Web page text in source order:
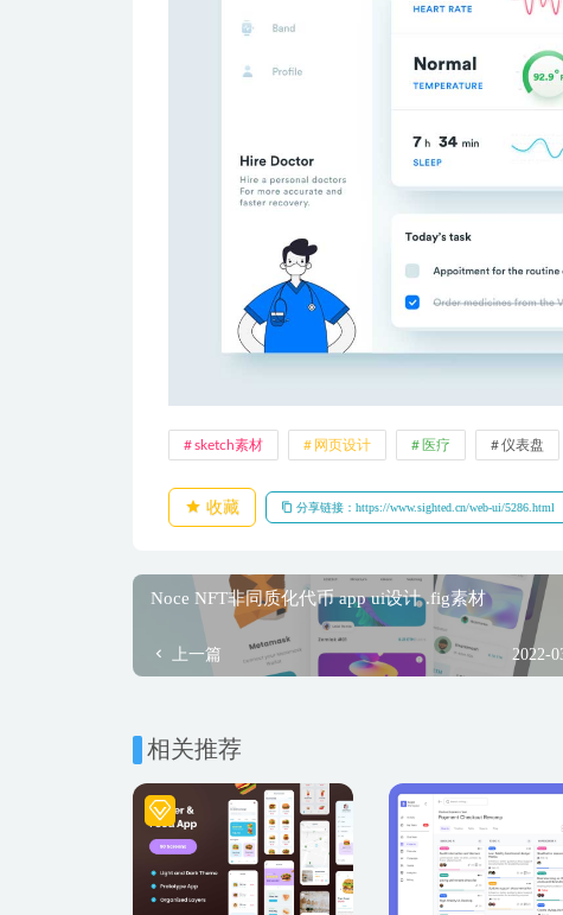
sketch素材 网页设计 医疗 仪表盘
收藏 分享链接：https://www.sighted.cn/web-ui/5286.html
Noce NFT非同质化代币 app ui设计 .fig素材
上一篇 2022-
相关推荐